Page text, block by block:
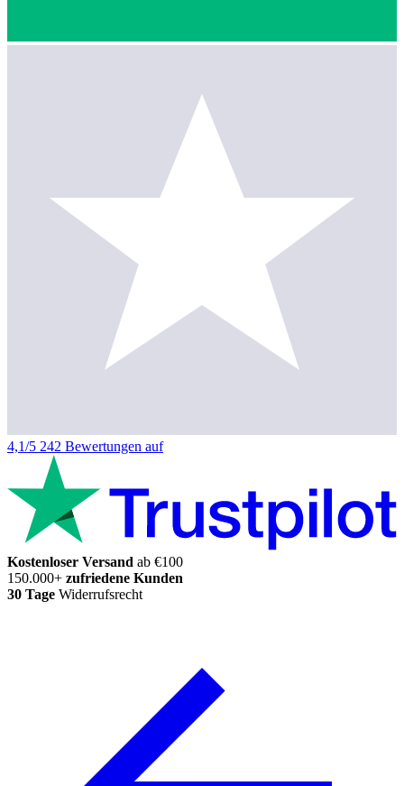
4,1/5 242 Bewertungen auf
Kostenloser Versand ab €100
150.000+ zufriedene Kunden
30 Tage Widerrufsrecht